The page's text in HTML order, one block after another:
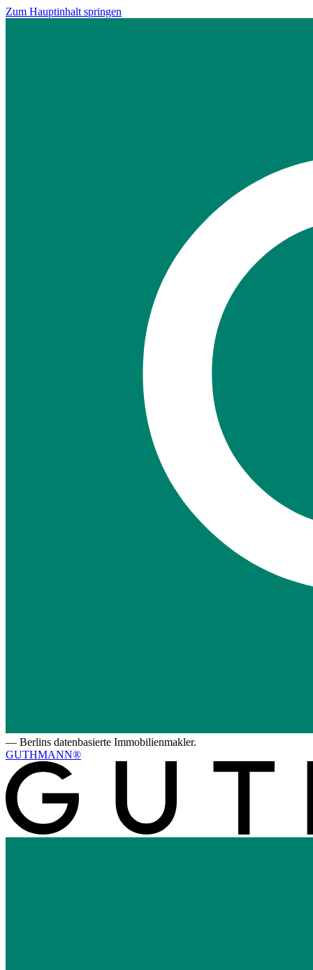
Zum Hauptinhalt springen
— Berlins datenbasierte Immobilienmakler.
GUTHMANN®